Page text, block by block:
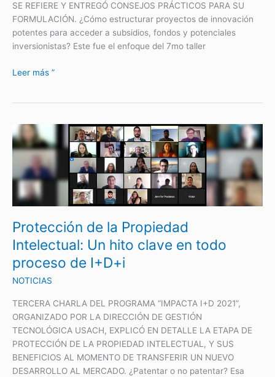
SE REFIERE Y ENTREGÓ CONSEJOS PRÁCTICOS PARA SU
FORMULACIÓN. ¿Cómo estructurar proyectos de innovación
potentes para acceder a subsidios, fondos y potenciales
inversionistas? Este fue el enfoque del 7mo taller
Leer más ”
Protección de la Propiedad
Intelectual: Un hito clave en todo
proceso de I+D+i
NOTICIAS
TERCERA CHARLA DEL PROGRAMA “IMPACTA I+D 2021”,
ORGANIZADO POR LA DIRECCIÓN DE GESTIÓN
TECNOLÓGICA USACH, EXPLICÓ EN DETALLE LA ETAPA DE
PROTECCIÓN DE LA PROPIEDAD INTELECTUAL, Y SUS
BENEFICIOS AL MOMENTO DE TRANSFERIR UN NUEVO
DESARROLLO AL MERCADO. ¿Patentar o no patentar? Esa
Protección
de
Propiedad
Intelectual:
Un
clave
en
todo
proceso
de